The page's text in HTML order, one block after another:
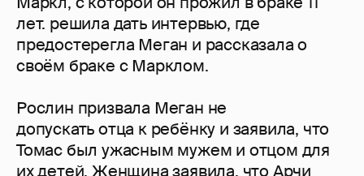
лет. решила дать интервью, где
предостерегла Меган и рассказала о
своём браке с Марклом.
Рослин призвала Меган не
допускать отца к ребёнку и заявила, что
Томас был ужасным мужем и отцом для
их детей. Женщина заявила, что Арчи